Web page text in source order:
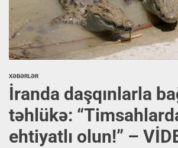
XƏBƏRLƏR
İranda daşqınlarla
təhlükə:
ehtiyatlı olun!” –